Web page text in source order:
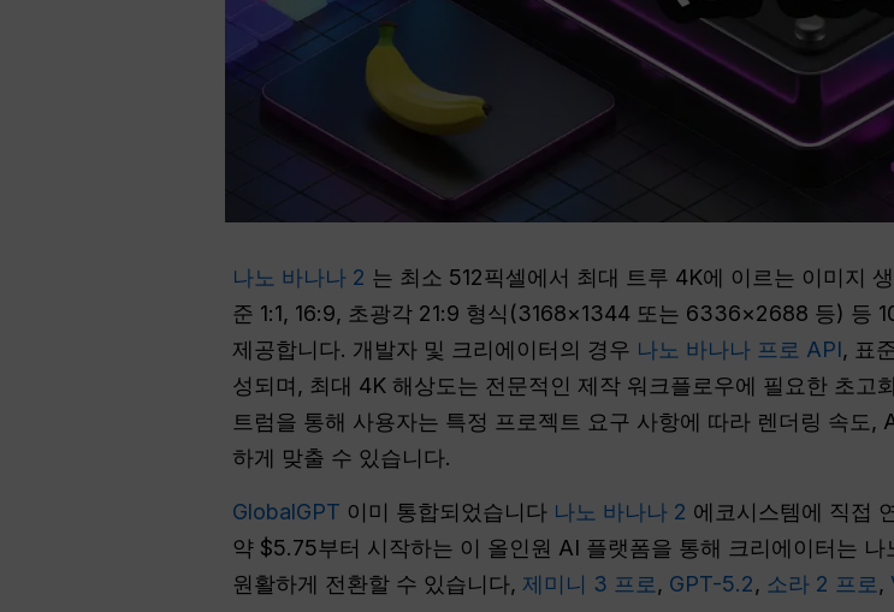
나노 바나나 2 는 최소 512픽셀에서 최대 트루 4K에 이르는 이미지
준 1:1, 16:9, 초광각 21:9 형식(3168×1344 또는 6336×2688 등) 등
제공합니다. 개발자 및 크리에이터의 경우 나노 바나나 프로 API, 표
성되며, 최대 4K 해상도는 전문적인 제작 워크플로우에 필요한 초고
트럼을 통해 사용자는 특정 프로젝트 요구 사항에 따라 렌더링 속도,
하게 맞출 수 있습니다.
GlobalGPT 이미 통합되었습니다 나노 바나나 2 에코시스템에 직접
약 $5.75부터 시작하는 이 올인원 AI 플랫폼을 통해 크리에이터는
원활하게 전환할 수 있습니다, 제미니 3 프로 , GPT-5.2, 소라 2 프로 ,